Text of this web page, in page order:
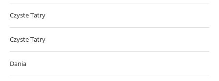
Czyste Tatry
Czyste Tatry
Dania